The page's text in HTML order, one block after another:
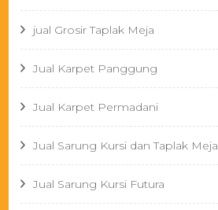
jual Grosir Taplak Meja
Jual Karpet Panggung
Jual Karpet Permadani
Jual Sarung Kursi dan Taplak Meja
Jual Sarung Kursi Futura